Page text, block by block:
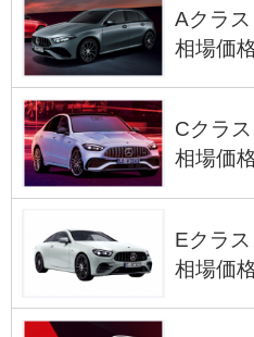
Aクラス
相場価
Cクラ
相場価
Eクラ
相場価